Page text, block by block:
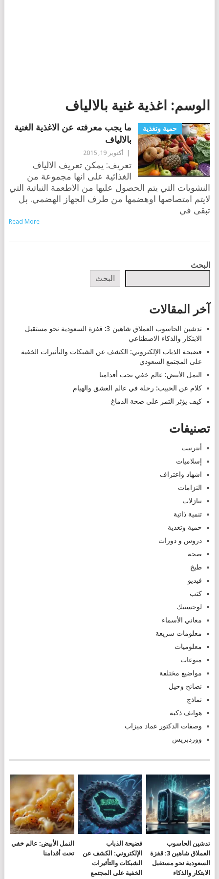
الوسم: اغذية غنية بالالياف
حمية وتغذية
ما يجب معرفته عن الاغذية الغنية
بالالياف
أكتوبر 19, 2015
تعريف: يمكن تعريف الالياف
الغذائية على انها مجموعة من
النشويات التي يتم الحصول عليها من الاطعمة النباتية التي
لايتم امتصاصها اوهضمها من طرف الجهاز الهضمي. بل
تبقى في
Read More
POSTS
البحث
البحث
آخر المقالات
تدشين الحاسوب العملاق شاهين 3: قفزة السعودية نحو مستقبل
الابتكار والذكاء الاصطناعي
فضيحة الذباب الإلكتروني: الكشف عن الشبكات والتأثيرات الخفية
على المجتمع السعودي
النمل الأبيض: عالم خفي تحت أقدامنا
كلام عن الحبيب: رحلة في عالم العشق والهيام
كيف يؤثر التمر على صحة الدماغ
تصنيفات
أنترنيت
إسلاميات
اشهاد واعتراف
التزامات
تنازلات
تنمية ذاتية
حمية وتغذية
دروس و دورات
صحة
طبخ
فيديو
كتب
لوجستيك
معاني الأسماء
معلومات سريعة
معلوميات
منوعات
مواضيع مختلفة
نصائح وحيل
نماذج
هواتف ذكية
وصفات الدكتور عماد ميزاب
ووردبريس
تدشين الحاسوب
العملاق شاهين 3: قفزة
السعودية نحو مستقبل
الابتكار والذكاء
فضيحة الذباب
الإلكتروني: الكشف عن
الشبكات والتأثيرات
الخفية على المجتمع
النمل الأبيض: عالم خفي
تحت أقدامنا